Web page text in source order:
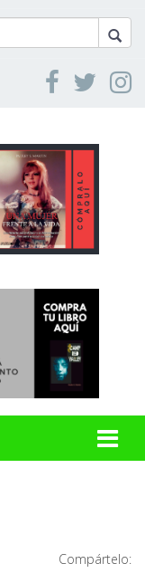
Compártelo: